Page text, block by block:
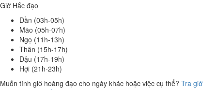
Giờ Hắc đạo
Dần (03h-05h)
Mão (05h-07h)
Ngọ (11h-13h)
Thân (15h-17h)
Dậu (17h-19h)
Hợi (21h-23h)
Muốn tính giờ hoàng đạo cho ngày khác hoặc việc cụ thể? Tra giờ